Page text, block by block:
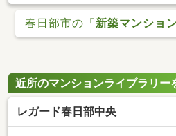
春日部市の「 新築マンショ
近所のマンションライブラリー
レガード春日部中央